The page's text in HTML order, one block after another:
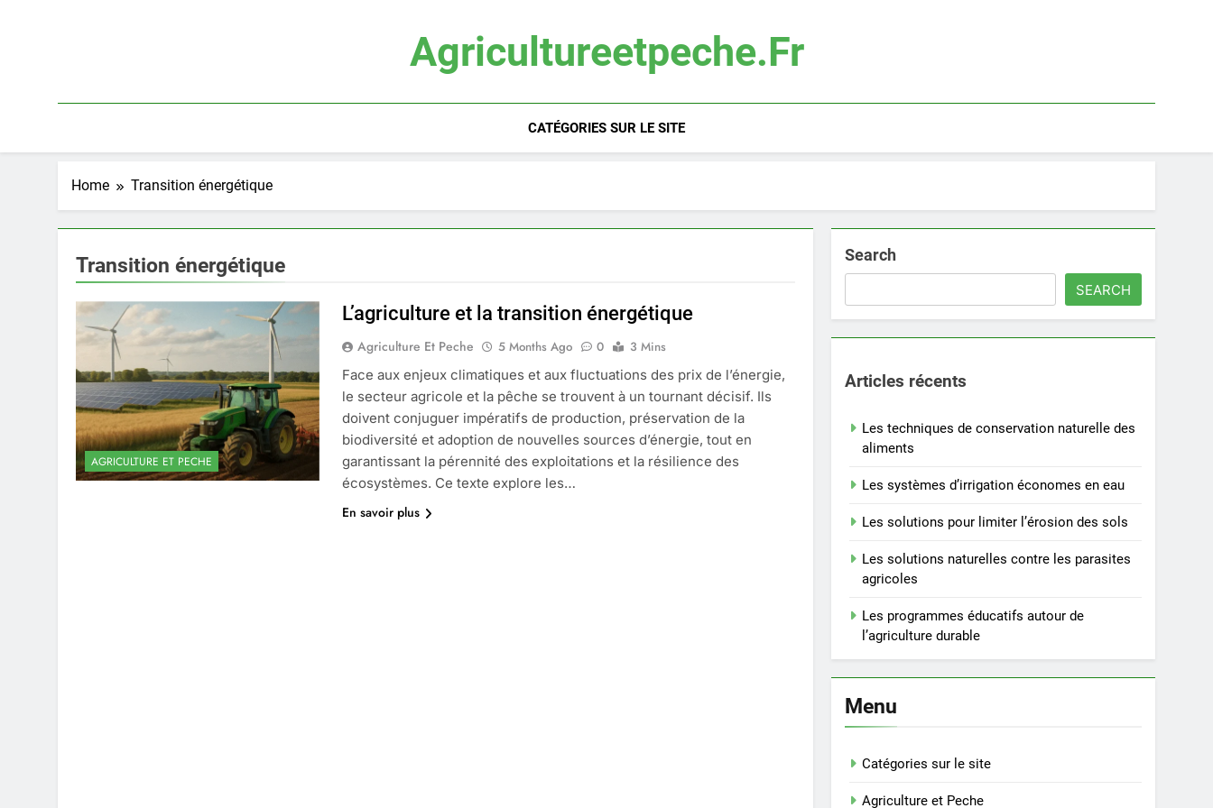
Agricultureetpeche.fr
CATÉGORIES SUR LE SITE
Home Transition énergétique
Transition énergétique
AGRICULTURE ET PECHE
L’agriculture et la transition énergétique
Agriculture Et Peche 5 Months Ago 0
3 Mins
Face aux enjeux climatiques et aux fluctuations des prix de l’énergie,
le secteur agricole et la pêche se trouvent à un tournant décisif. Ils
doivent conjuguer impératifs de production, préservation de la
biodiversité et adoption de nouvelles sources d’énergie, tout en
garantissant la pérennité des exploitations et la résilience des
écosystèmes. Ce texte explore les…
En savoir plus
Search
SEARCH
Articles récents
Les techniques de conservation naturelle des
aliments
Les systèmes d’irrigation économes en eau
Les solutions pour limiter l’érosion des sols
Les solutions naturelles contre les parasites
agricoles
Les programmes éducatifs autour de
l’agriculture durable
Menu
Catégories sur le site
Agriculture et Peche